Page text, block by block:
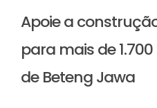
Apoie a
para mais de
de Beteng Jawa